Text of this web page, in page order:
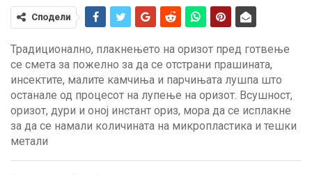
Сподели
Традиционално, плакнењето на оризот пред готвење
се смета за пожелно за да се отстрани прашината,
инсектите, малите камчиња и парчињата лушпа што
останале од процесот на лупење на оризот. Всушност,
оризот, дури и оној инстант ориз, мора да се исплакне
за да се намали количината на микропластика и тешки
метали